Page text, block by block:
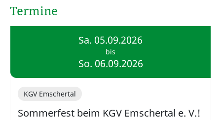
Termine
Sa. 05.09.2026
bis
So. 06.09.2026
KGV Emschertal
Sommerfest beim KGV Emschertal e. V.!